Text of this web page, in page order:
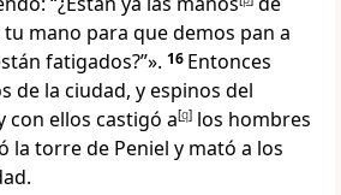
tu mano para que demos pan a
fatigados?”». 16 Entonces
de la ciudad, y espinos del
con ellos castigó a[q] los hombres
la torre de Peniel y mató a los